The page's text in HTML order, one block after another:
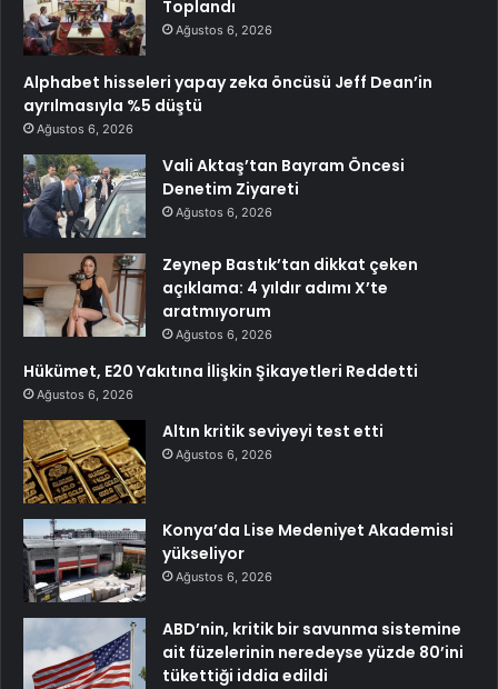
Toplandı
Ağustos 6, 2026
Alphabet hisseleri yapay zeka öncüsü Jeff Dean’in
ayrılmasıyla %5 düştü
Ağustos 6, 2026
Vali Aktaş’tan Bayram Öncesi
Denetim Ziyareti
Ağustos 6, 2026
Zeynep Bastık’tan dikkat çeken
açıklama: 4 yıldır adımı X’te
aratmıyorum
Ağustos 6, 2026
Hükümet, E20 Yakıtına İlişkin Şikayetleri Reddetti
Ağustos 6, 2026
Altın kritik seviyeyi test etti
Ağustos 6, 2026
Konya’da Lise Medeniyet Akademisi
yükseliyor
Ağustos 6, 2026
ABD’nin, kritik bir savunma sistemine
ait füzelerinin neredeyse yüzde 80’ini
tükettiği iddia edildi